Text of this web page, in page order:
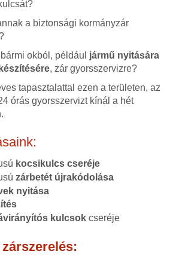
a biztonsági kormányzár
okból, például jármű nyitására
, zár gyorsszervizre?
tapasztalattal ezen a területen, az
órás gyorsszervizt kínál a hét
kocsikulcs cseréje
zárbetét újrakódolása
nyitása
kulcsokcseréje